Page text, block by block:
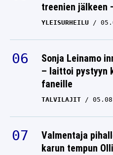
treenien jälkeen
YLEISURHEILU
Sonja Leinamo
– laittoi pystyyn
faneille
TALVILAJIT
Valmentaja
karun tempun